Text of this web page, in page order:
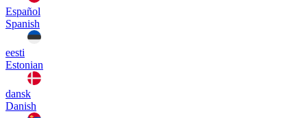
Español
Spanish
eesti
Estonian
dansk
Danish